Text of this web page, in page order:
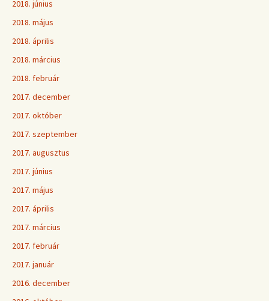
2018. június
2018. május
2018. április
2018. március
2018. február
2017. december
2017. október
2017. szeptember
2017. augusztus
2017. június
2017. május
2017. április
2017. március
2017. február
2017. január
2016. december